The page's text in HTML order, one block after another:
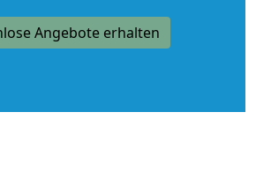
Angebote erhalten